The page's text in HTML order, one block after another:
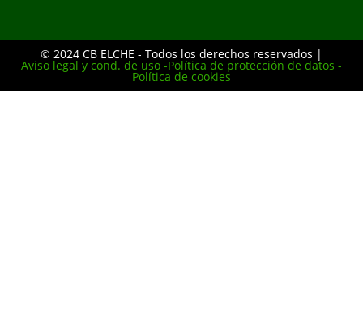
© 2024 CB ELCHE - Todos los derechos reservados |
Aviso legal y cond. de uso -Política de protección de datos -
Política de cookies